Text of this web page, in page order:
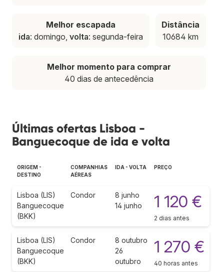
Melhor escapada
ida: domingo, volta: segunda-feira
Distância
10684 km
Melhor momento para comprar
40 dias de antecedência
Últimas ofertas Lisboa -
Banguecoque de ida e volta
ORIGEM -
DESTINO
COMPANHIAS
AÉREAS
IDA - VOLTA PREÇO
Lisboa (LIS)
Banguecoque
(BKK)
Condor
8 junho
14 junho
1 120 €
2 dias antes
Lisboa (LIS)
Banguecoque
(BKK)
Condor
8 outubro
26
outubro
1 270 €
40 horas antes